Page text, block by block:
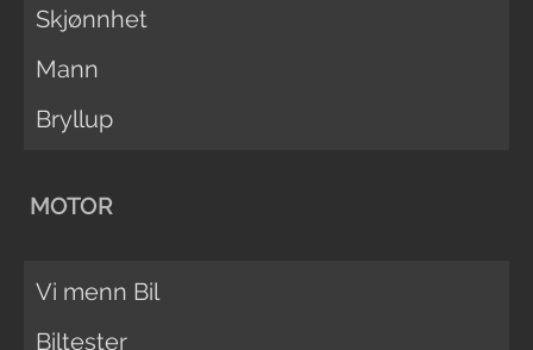
Skjønnhet
Mann
Bryllup
MOTOR
Vi menn Bil
Biltester